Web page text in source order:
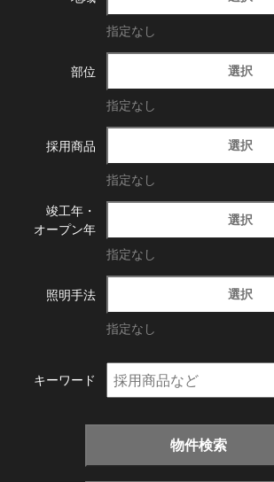
指定なし
部位 選択
指定なし
採用商品 選択
指定なし
竣工年・
オープン年
選択
指定なし
照明手法 選択
指定なし
キーワード
物件検索